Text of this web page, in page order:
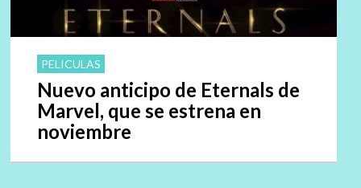
PELICULAS
Nuevo anticipo de Eternals de
Marvel, que se estrena en
noviembre